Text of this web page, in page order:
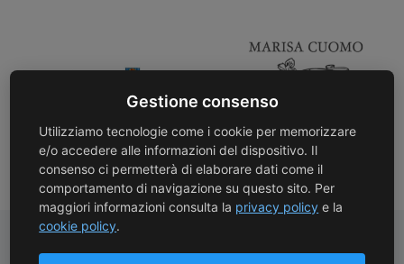
Gestione consenso
Utilizziamo tecnologie come i cookie per memorizzare
e/o accedere alle informazioni del dispositivo. Il
consenso ci permetterà di elaborare dati come il
comportamento di navigazione su questo sito. Per
maggiori informazioni consulta la privacy policy e la
cookie policy.